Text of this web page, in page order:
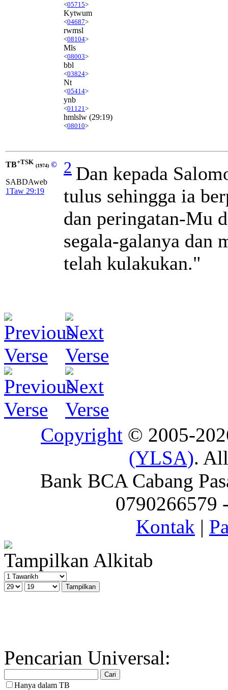
<05715>
Kytwum
<04687>
rwmsl
<08104>
Mls
<08003>
bbl
<03824>
Nt
<05414>
ynb
<01121 >
hmlslw (29:19)
<08010>
TB+TSK (1974) ©
SABDAweb
1Taw 29:19
2 Dan kepada
tulus sehingga ia
dan peringatan-Mu
segala-galanya dan
telah kulakukan."
Copyright © 2005-
(YLSA).
Bank BCA Cabang
0790266579
Kontak |
Tampilkan Alkitab
Pencarian Universal:
Hanya dalam TB